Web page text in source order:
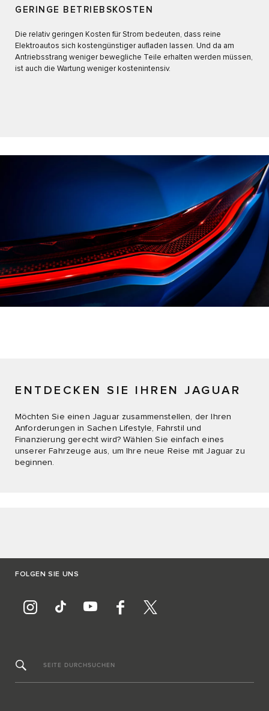
GERINGE BETRIEBSKOSTEN
Die relativ geringen Kosten für Strom bedeuten, dass reine
Elektroautos sich kostengünstiger aufladen lassen. Und da am
Antriebsstrang weniger bewegliche Teile erhalten werden müssen,
ist auch die Wartung weniger kostenintensiv.
ENTDECKEN SIE IHREN JAGUAR
Möchten Sie einen Jaguar zusammenstellen, der Ihren
Anforderungen in Sachen Lifestyle, Fahrstil und
Finanzierung gerecht wird? Wählen Sie einfach eines
unserer Fahrzeuge aus, um Ihre neue Reise mit Jaguar zu
beginnen.
FOLGEN SIE UNS
SEITE DURCHSUCHEN